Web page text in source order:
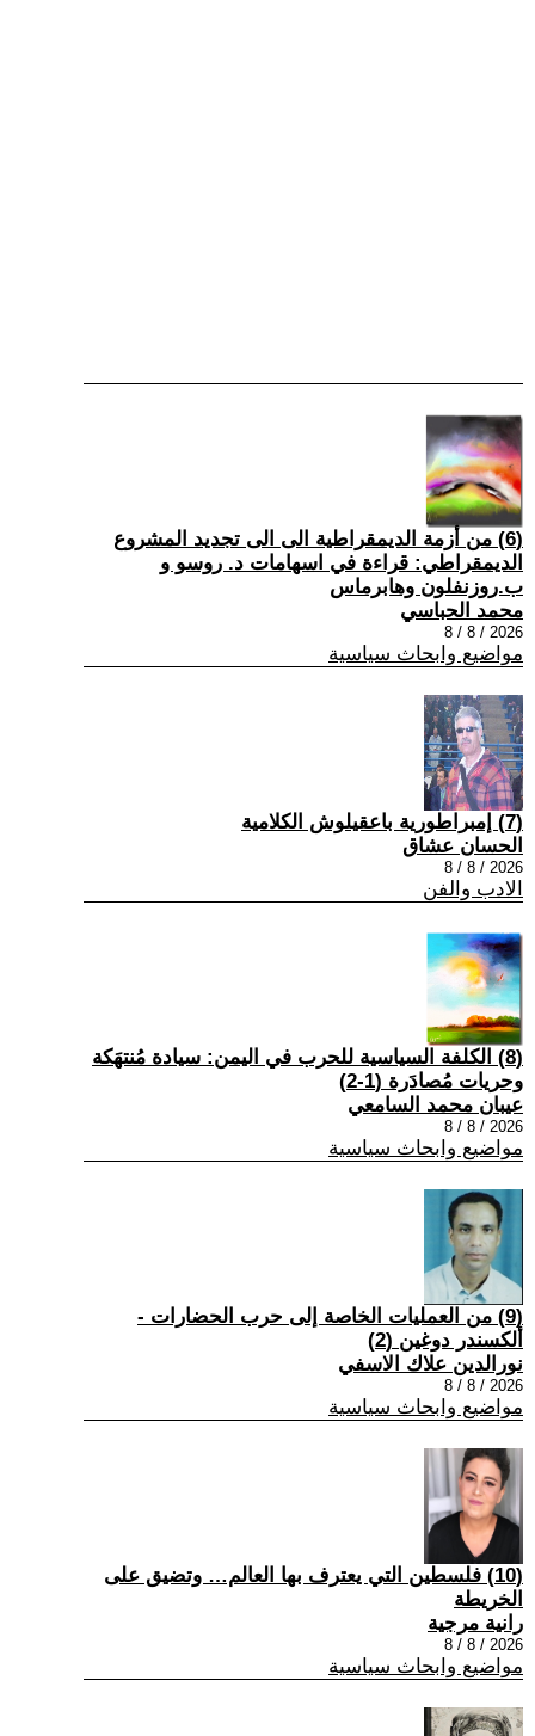
(6) من أزمة الديمقراطية الى الى تجديد المشروع
الديمقراطي: قراءة في اسهامات د. روسو و
ب.روزنفلون وهابرماس
محمد الحباسي
2026 / 8 / 8
مواضيع وابحاث سياسية
(7) إمبراطورية باعقيلوش الكلامية
الحسان عشاق
2026 / 8 / 8
الادب والفن
(8) الكلفة السياسية للحرب في اليمن: سيادة مُنتهَكة
وحريات مُصادَرة (1-2)
عيبان محمد السامعي
2026 / 8 / 8
مواضيع وابحاث سياسية
(9) من العمليات الخاصة إلى حرب الحضارات -
ألكسندر دوغين (2)
نورالدين علاك الاسفي
2026 / 8 / 8
مواضيع وابحاث سياسية
(10) فلسطين التي يعترف بها العالم… وتضيق على
الخريطة
رانية مرجية
2026 / 8 / 8
مواضيع وابحاث سياسية